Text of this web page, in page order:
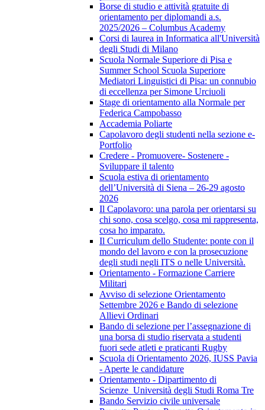
Borse di studio e attività gratuite di
orientamento per diplomandi a.s.
2025/2026 – Columbus Academy
Corsi di laurea in Informatica all'Università
degli Studi di Milano
Scuola Normale Superiore di Pisa e
Summer School Scuola Superiore
Mediatori Linguistici di Pisa: un connubio
di eccellenza per Simone Urciuoli
Stage di orientamento alla Normale per
Federica Campobasso
Accademia Poliarte
Capolavoro degli studenti nella sezione e-
Portfolio
Credere - Promuovere- Sostenere -
Sviluppare il talento
Scuola estiva di orientamento
dell’Università di Siena – 26-29 agosto
2026
Il Capolavoro: una parola per orientarsi su
chi sono, cosa scelgo, cosa mi rappresenta,
cosa ho imparato.
Il Curriculum dello Studente: ponte con il
mondo del lavoro e con la prosecuzione
degli studi negli ITS o nelle Università.
Orientamento - Formazione Carriere
Militari
Avviso di selezione Orientamento
Settembre 2026 e Bando di selezione
Allievi Ordinari
Bando di selezione per l’assegnazione di
una borsa di studio riservata a studenti
fuori sede atleti e praticanti Rugby
Scuola di Orientamento 2026, IUSS Pavia
- Aperte le candidature
Orientamento - Dipartimento di
Scienze_Università degli Studi Roma Tre
Bando Servizio civile universale